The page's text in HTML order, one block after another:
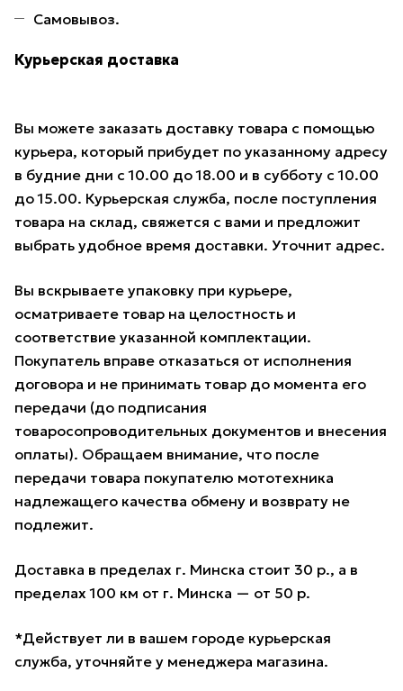
Самовывоз.
Курьерская доставка
Вы можете заказать доставку товара с помощью
курьера, который прибудет по указанному адресу
в будние дни с 10.00 до 18.00 и в субботу с 10.00
до 15.00. Курьерская служба, после поступления
товара на склад, свяжется с вами и предложит
выбрать удобное время доставки. Уточнит адрес.
Вы вскрываете упаковку при курьере,
осматриваете товар на целостность и
соответствие указанной комплектации.
Покупатель вправе отказаться от исполнения
договора и не принимать товар до момента его
передачи (до подписания
товаросопроводительных документов и внесения
оплаты). Обращаем внимание, что после
передачи товара покупателю мототехника
надлежащего качества обмену и возврату не
подлежит.
Доставка в пределах г. Минска стоит 30 р., а в
пределах 100 км от г. Минска — от 50 р.
*Действует ли в вашем городе курьерская
служба, уточняйте у менеджера магазина.